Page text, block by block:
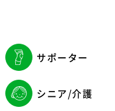
サポーター
シニア/介護